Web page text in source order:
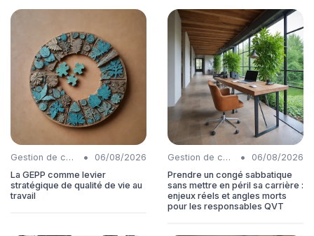
Gestion de carrière •
06/08/2026
La GEPP comme levier
stratégique de qualité de vie au
travail
Gestion de carrière •
06/08/2026
Prendre un congé sabbatique
sans mettre en péril sa carrière :
enjeux réels et angles morts
pour les responsables QVT